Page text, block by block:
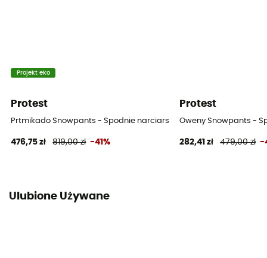
Projekt eko
Protest
Prtmikado Snowpants - Spodnie narciarskie męskie
476,75 zł 819,00 zł -41%
Protest
Oweny Snowpants -
282,41 zł 479,00 zł -
Ulubione Używane